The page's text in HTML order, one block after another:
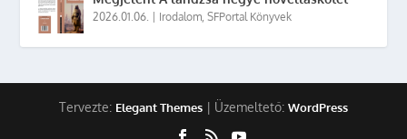
2026.01.06. Irodalom,SFPortal Könyvek
Tervezte: Elegant Themes | Üzemeltető: WordPress